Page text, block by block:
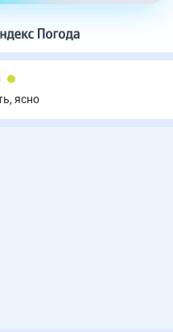
ясно